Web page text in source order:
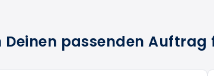
Deinen passenden Auftrag